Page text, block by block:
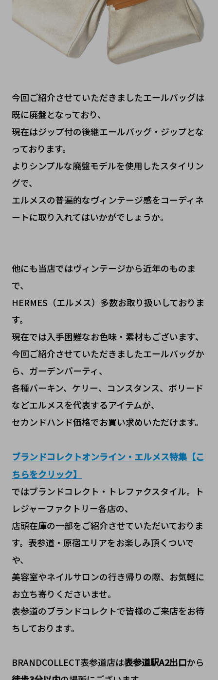
今回ご紹介させていただきましたエールバッグは
既に廃盤となっており、
現在はジップ付の後継エールバッグ・ジップとな
っております。
よりシンプルな廃盤モデルを使用したスタイリン
グで、
エルメスの普遍的なヴィンテージ感をコーディネ
ートに取り入れてはいかがでしょうか。
他にも当店ではヴィンテージから近年のものま
で、
HERMES（エルメス）多数お取り扱いしておりま
す。
現在では入手困難なお色味・素材もございます、
今回ご紹介させていただきましたエールバッグか
ら、ガーデンパーティ、
各種バーキン、ケリー、コンスタンス、ボリード
などエルメスを代表するアイテムが、
セカンドハンド価格でお買い求めいただけます。
ブランドコレクトオンライン・エルメス特集【こ
ちらをクリック】
ではブランドコレクト・トレファクスタイル。ト
レジャーファクトリー各店の、
店頭在庫の一部をご紹介させていただいておりま
す。表参道・原宿エリアをお楽しみ頂くついで
や、
美容室やネイルサロンの行き帰りの際、お気軽に
お立ち寄りくださいませ。
表参道のブランドコレクトで皆様のご来店をお待
ちしております。
BRANDCOLLECT表参道店は表参道駅A2出口から